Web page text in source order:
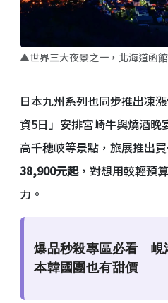
▲世界三大夜景之一，北海道函
日本九州系列也同步推出凍
資5日」安排宮崎牛與燒酒晚
高千穗峽等景點，旅展推出
38,900元起，對想用較輕預
力。
爆品秒殺專區必看 峴
本韓國團也有甜價